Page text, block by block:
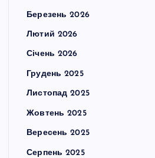
Березень 2026
Лютий 2026
Січень 2026
Грудень 2025
Листопад 2025
Жовтень 2025
Вересень 2025
Серпень 2025